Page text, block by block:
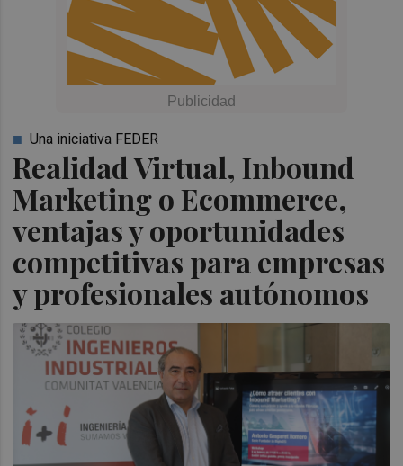
Realidad Virtual, Inbound
Marketing o Ecommerce,
ventajas y oportunidades
competitivas para empresas
y profesionales autónomos
Una iniciativa FEDER